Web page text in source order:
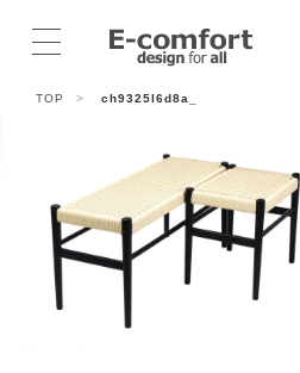
TOP > ch9325l6d8a_